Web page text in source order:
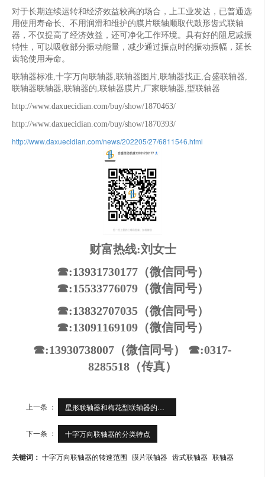
对于长期连续运转和经济效益较高的场合，上工业发达，已普通选
用使用寿命长、不用润滑和维护的膜片联轴顺取代鼓形齿式联轴
器，不仅提高了经济效益，还可净化工作环境。具有好的阻尼减振
特性，可以吸收部分振动能量，减少通过振点时的振动振幅，延长
齿轮使用寿命。
联轴器标准,十字万向联轴器,联轴器图片,联轴器找正,合盛联轴器,
联轴器联轴器,联轴器的,联轴器膜片,厂家联轴器,型联轴器
http://www.daxuecidian.com/buy/show/1870463/
http://www.daxuecidian.com/buy/show/1870393/
http://www.daxuecidian.com/news/202205/27/6811546.html
财富热线:刘女士
☎:13931730177（微信同号）
☎:15533776079（微信同号）
☎:13832707035（微信同号）
☎:13091169109（微信同号）
☎:13930738007（微信同号） ☎:0317-
8285518（传真）
上一条 ： 星形联轴器和梅花型联轴器的区别
下一条 ： 十字万向联轴器的分类特点
关键词： 十字万向联轴器的转速范围 膜片联轴器 齿式联轴器 联轴器